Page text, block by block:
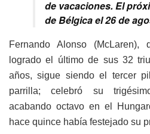
de vacaciones. El
de Bélgica el 26 de
Fernando Alonso
logrado el último de sus 32
años, sigue siendo el tercer
parrilla; celebró su
acabando octavo en el
hace quince había festejado su